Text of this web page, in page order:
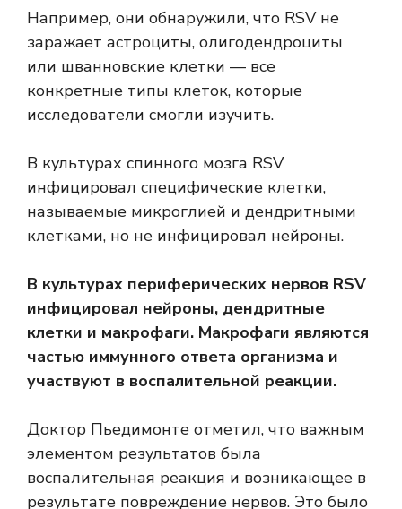
Например, они обнаружили, что RSV не
заражает астроциты, олигодендроциты
или шванновские клетки — все
конкретные типы клеток, которые
исследователи смогли изучить.
В культурах спинного мозга RSV
инфицировал специфические клетки,
называемые микроглией и дендритными
клетками, но не инфицировал нейроны.
В культурах периферических нервов RSV
инфицировал нейроны, дендритные
клетки и макрофаги. Макрофаги являются
частью иммунного ответа организма и
участвуют в воспалительной реакции.
Доктор Пьедимонте отметил, что важным
элементом результатов была
воспалительная реакция и возникающее в
результате повреждение нервов. Это было